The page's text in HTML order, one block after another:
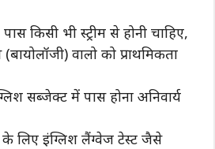
किसी भी स्ट्रीम से होनी चाहिए,
वालो को प्राथमिकता
सब्जेक्ट में पास होना अनिवार्य
लिए इंग्लिश लैंग्वेज टेस्ट जैसे